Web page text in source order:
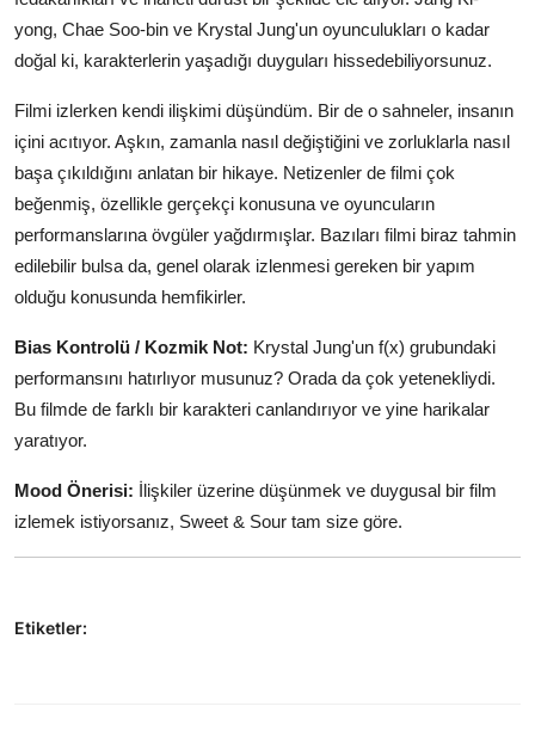
yong, Chae Soo-bin ve Krystal Jung'un oyunculukları o kadar
doğal ki, karakterlerin yaşadığı duyguları hissedebiliyorsunuz.
Filmi izlerken kendi ilişkimi düşündüm. Bir de o sahneler, insanın
içini acıtıyor. Aşkın, zamanla nasıl değiştiğini ve zorluklarla nasıl
başa çıkıldığını anlatan bir hikaye. Netizenler de filmi çok
beğenmiş, özellikle gerçekçi konusuna ve oyuncuların
performanslarına övgüler yağdırmışlar. Bazıları filmi biraz tahmin
edilebilir bulsa da, genel olarak izlenmesi gereken bir yapım
olduğu konusunda hemfikirler.
Bias Kontrolü / Kozmik Not: Krystal Jung'un f(x) grubundaki
performansını hatırlıyor musunuz? Orada da çok yetenekliydi.
Bu filmde de farklı bir karakteri canlandırıyor ve yine harikalar
yaratıyor.
Mood Önerisi: İlişkiler üzerine düşünmek ve duygusal bir film
izlemek istiyorsanız, Sweet & Sour tam size göre.
Etiketler: